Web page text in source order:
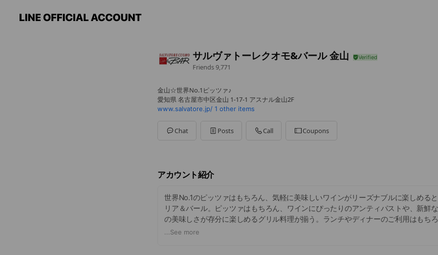
サルヴァトーレクオモ&バール 金山
Friends9,771
金山☆世界No.1ピッツァ♪
愛知県 名古屋市中区金山 1-17-1 アスナル金山2F
www.salvatore.jp/ 1 other items
Chat Posts Call Coupons
アカウント紹介
世界No.1のピッツァはもちろん、気軽に美味しいワインがリーズナブルに楽しめる
リア＆バール。ピッツァはもちろん、ワインにぴったりのアンティパストや、新鮮
の美味しさが存分に楽しめるグリル料理が揃う。ランチやディナーのご利用はもち
寄れるバールとしてご利用いただけます。店内はワインボトルがずらりと並ぶスタ
...See more